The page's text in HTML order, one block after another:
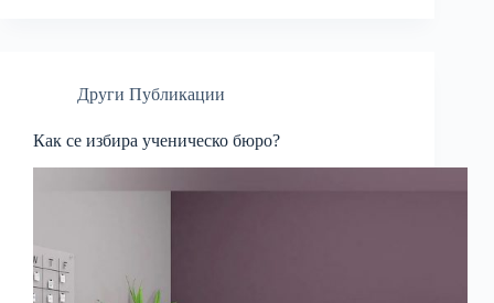
Други Публикации
Как се избира ученическо бюро?